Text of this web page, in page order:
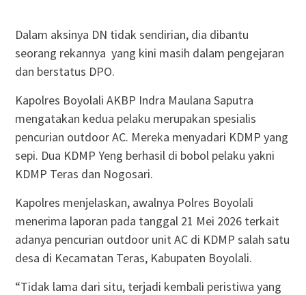
Dalam aksinya DN tidak sendirian, dia dibantu
seorang rekannya yang kini masih dalam pengejaran
dan berstatus DPO.
Kapolres Boyolali AKBP Indra Maulana Saputra
mengatakan kedua pelaku merupakan spesialis
pencurian outdoor AC. Mereka menyadari KDMP yang
sepi. Dua KDMP Yeng berhasil di bobol pelaku yakni
KDMP Teras dan Nogosari.
Kapolres menjelaskan, awalnya Polres Boyolali
menerima laporan pada tanggal 21 Mei 2026 terkait
adanya pencurian outdoor unit AC di KDMP salah satu
desa di Kecamatan Teras, Kabupaten Boyolali.
“Tidak lama dari situ, terjadi kembali peristiwa yang